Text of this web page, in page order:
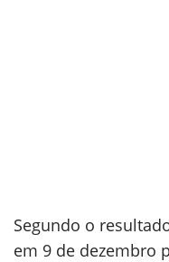
Segundo o
em 9 de dezembro